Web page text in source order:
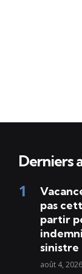
Derniers
pas
partir
sinistre
août 4, 2026